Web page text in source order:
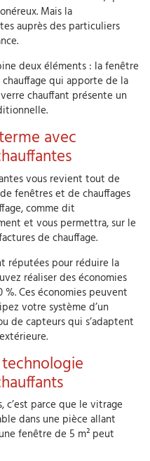
Mais la
auprès des particuliers
deux éléments : la fenêtre
qui apporte de la
chauffant présente un
avec
vous revient tout de
fenêtres et de chauffages
comme dit
et vous permettra, sur le
de chauffage.
réputées pour réduire la
réaliser des économies
%. Ces économies peuvent
votre système d’un
de capteurs qui s’adaptent
c’est parce que le vitrage
dans une pièce allant
fenêtre de 5 m² peut